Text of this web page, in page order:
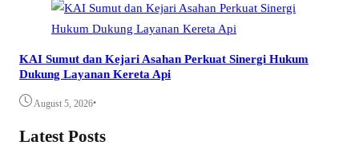
KAI Sumut dan Kejari Asahan Perkuat Sinergi Hukum
Dukung Layanan Kereta Api
August 5, 2026•
Latest Posts